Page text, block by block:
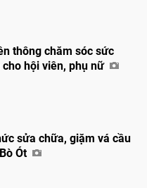
thông chăm sóc sức
cho hội viên, phụ nữ
sửa chữa, giặm vá cầu
Ót